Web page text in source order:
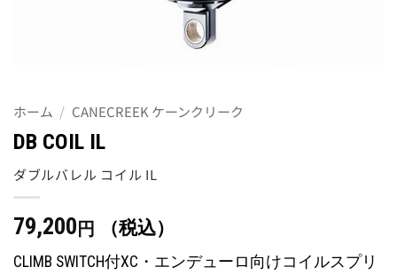
ホーム / CANECREEK ケーンクリーク
DB COIL IL
ダブルバレル コイル IL
79,200 円 （税込）
CLIMB SWITCH付XC・エンデューロ向けコイルスプリ